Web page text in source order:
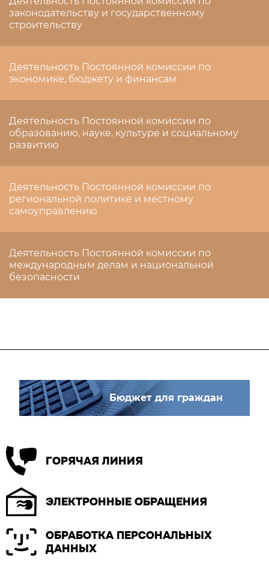
законодательству и государственному
строительству
Деятельность Постоянной комиссии по
экономике, бюджету и финансам
Деятельность Постоянной комиссии по
образованию, науке, культуре и социальному
развитию
Деятельность Постоянной комиссии по
региональной политике и местному
самоуправлению
Деятельность Постоянной комиссии по
международным делам и национальной
безопасности
Бюджет для граждан
ГОРЯЧАЯ ЛИНИЯ
ЭЛЕКТРОННЫЕ ОБРАЩЕНИЯ
ОБРАБОТКА ПЕРСОНАЛЬНЫХ
ДАННЫХ